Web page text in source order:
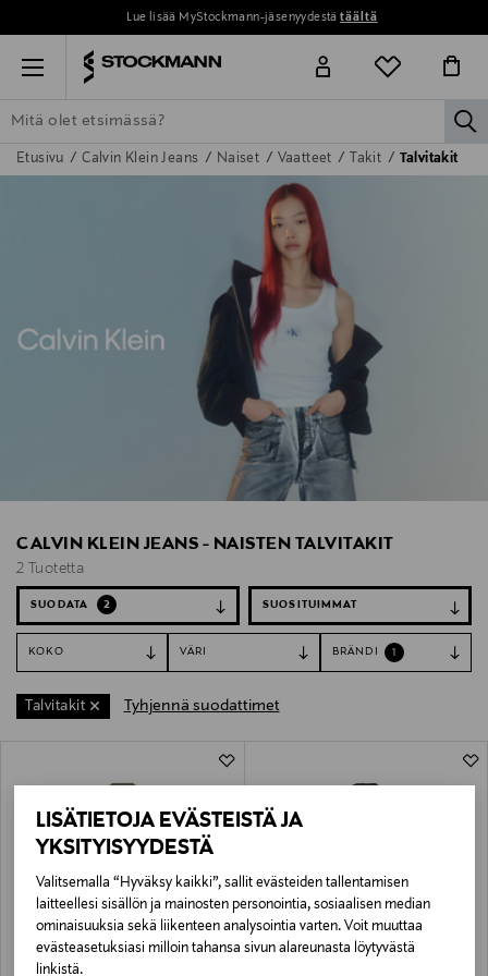
LISÄTIETOJA EVÄSTEISTÄ JA
YKSITYISYYDESTÄ
Valitsemalla “Hyväksy kaikki”, sallit evästeiden tallentamisen
laitteellesi sisällön ja mainosten personointia, sosiaalisen median
ominaisuuksia sekä liikenteen analysointia varten. Voit muuttaa
evästeasetuksiasi milloin tahansa sivun alareunasta löytyvästä
linkistä.
Lue lisää MyStockmann-jäsenyydestätäältä
Menu
ETSI KAIKKI NAISET MIEHET LAPSET KOTI
Etusivu Calvin Klein Jeans Naiset Vaatteet Takit Talvitakit
CALVIN KLEIN JEANS - NAISTEN TALVITAKIT
2 Tuotetta
SUODATA 2
KOKO VÄRI BRÄNDI 1
Talvitakit Tyhjennä suodattimet
ETUKUPONKITUOTE
CALVIN KLEIN JEANS
ETUKUPONKITUOTE